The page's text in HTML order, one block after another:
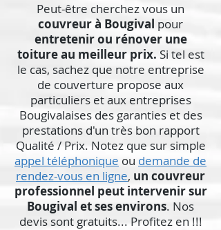
Peut-être cherchez vous un
couvreur à Bougival pour
entretenir ou rénover une
toiture au meilleur prix. Si tel est
le cas, sachez que notre entreprise
de couverture propose aux
particuliers et aux entreprises
Bougivalaises des garanties et des
prestations d'un très bon rapport
Qualité / Prix. Notez que sur simple
appel téléphonique ou demande de
rendez-vous en ligne, un couvreur
professionnel peut intervenir sur
Bougival et ses environs. Nos
devis sont gratuits... Profitez en !!!